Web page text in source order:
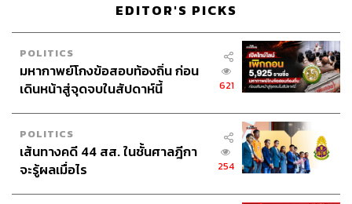
EDITOR'S PICKS
POLITICS
มหากาพย์โกงข้อสอบท้องถิ่น ก่อน
เดินหน้าสู่จุดจบในสัปดาห์นี้
621
POLITICS
เส้นทางคดี 44 สส. ในชั้นศาลฎีกา
จะรู้ผลเมื่อไร
254